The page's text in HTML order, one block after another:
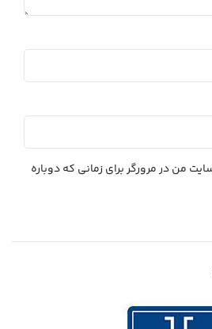
من در مرورگر برای زمانی که دوباره